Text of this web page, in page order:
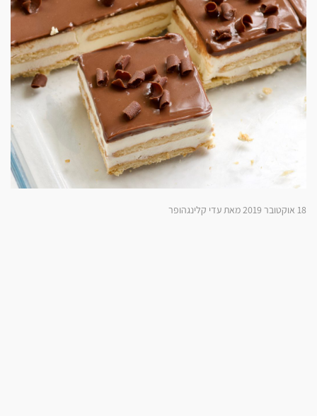
18 אוקטובר 2019 מאת עדי קלינגהופר